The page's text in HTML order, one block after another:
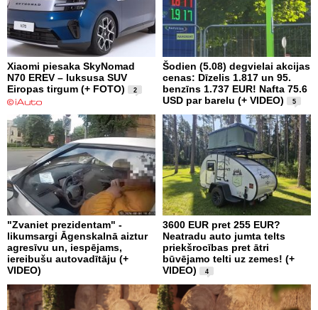
Xiaomi piesaka SkyNomad
N70 EREV – luksusa SUV
Eiropas tirgum (+ FOTO)
2
Šodien (5.08) degvielai akcijas
cenas: Dīzelis 1.817 un 95.
benzīns 1.737 EUR! Nafta 75.6
USD par barelu (+ VIDEO)
5
"Zvaniet prezidentam" -
likumsargi Āgenskalnā aiztur
agresīvu un, iespējams,
iereibušu autovadītāju (+
VIDEO)
3600 EUR pret 255 EUR?
Neatradu auto jumta telts
priekšrocības pret ātri
būvējamo telti uz zemes! (+
VIDEO)
4